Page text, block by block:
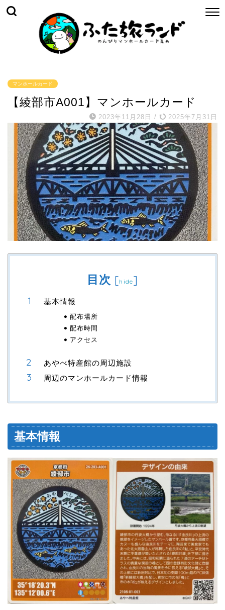
マンホールカード
【綾部市A001】マンホールカード
2023年11月28日 / 2025年7月31日
目次 [hide]
基本情報
配布場所
配布時間
アクセス
あやべ特産館の周辺施設
周辺のマンホールカード情報
基本情報